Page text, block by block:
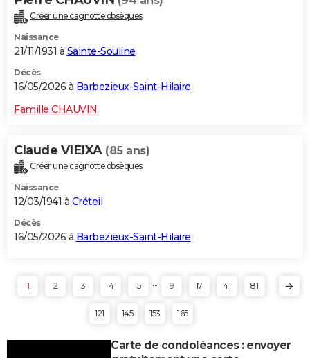
Créer une cagnotte obsèques
Naissance
21/11/1931 à Sainte-Souline
Décès
16/05/2026 à Barbezieux-Saint-Hilaire
Famille CHAUVIN
Claude VIEIXA (85 ans)
Créer une cagnotte obsèques
Naissance
12/03/1941 à Créteil
Décès
16/05/2026 à Barbezieux-Saint-Hilaire
1 2 3 4 5 ... 9 17 41 81
121 145 153 165
Carte de condoléances : envoyer